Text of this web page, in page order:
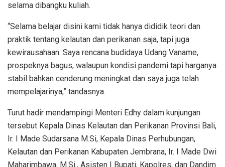
selama dibangku kuliah.
“Selama belajar disini kami tidak hanya dididik teori dan
praktik tentang kelautan dan perikanan saja, tapi juga
kewirausahaan. Saya rencana budidaya Udang Vaname,
prospeknya bagus, walaupun kondisi pandemi tapi harganya
stabil bahkan cenderung meningkat dan saya juga telah
mempelajarinya,” tandasnya.
Turut hadir mendampingi Menteri Edhy dalam kunjungan
tersebut Kepala Dinas Kelautan dan Perikanan Provinsi Bali,
Ir. I Made Sudarsana M.Si, Kepala Dinas Perhubungan,
Kelautan dan Perikanan Kabupaten Jembrana, Ir. I Made Dwi
Maharimbawa, M.Si., Asisten I Bupati, Kapolres, dan Dandim